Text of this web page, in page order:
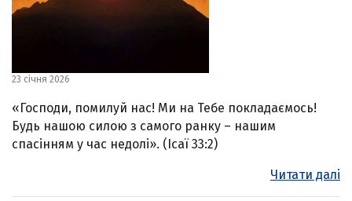
23 січня 2026
«Господи, помилуй нас! Ми на Тебе покладаємось!
Будь нашою силою з самого ранку – нашим
спасінням у час недолі». (Ісаї 33:2)
Читати далі